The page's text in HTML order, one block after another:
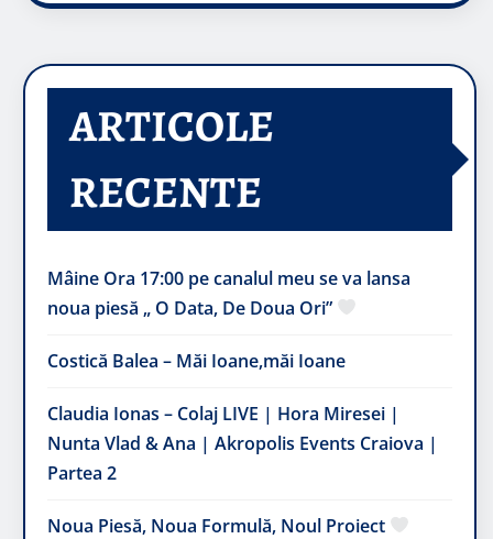
ARTICOLE
RECENTE
Mâine Ora 17:00 pe canalul meu se va lansa
noua piesă „ O Data, De Doua Ori”
Costică Balea – Măi Ioane,măi Ioane
Claudia Ionas – Colaj LIVE | Hora Miresei |
Nunta Vlad & Ana | Akropolis Events Craiova |
Partea 2
Noua Piesă, Noua Formulă, Noul Proiect